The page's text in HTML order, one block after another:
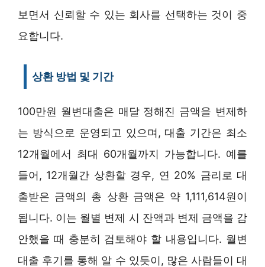
보면서 신뢰할 수 있는 회사를 선택하는 것이 중
요합니다.
상환 방법 및 기간
100만원 월변대출은 매달 정해진 금액을 변제하
는 방식으로 운영되고 있으며, 대출 기간은 최소
12개월에서 최대 60개월까지 가능합니다. 예를
들어, 12개월간 상환할 경우, 연 20% 금리로 대
출받은 금액의 총 상환 금액은 약 1,111,614원이
됩니다. 이는 월별 변제 시 잔액과 변제 금액을 감
안했을 때 충분히 검토해야 할 내용입니다. 월변
대출 후기를 통해 알 수 있듯이, 많은 사람들이 대